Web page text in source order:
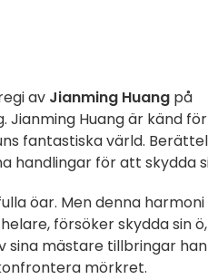
av Jianming Huang på
Jianming Huang är känd för
fantastiska värld.
handlingar för att skydda
öar. Men denna harmoni
försöker skydda sin ö,
sina mästare tillbringar han
mörkret.